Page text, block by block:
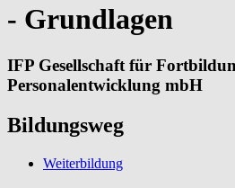
- Grundlagen
IFP Gesellschaft für
Personalentwicklung mbH
Bildungsweg
Weiterbildung